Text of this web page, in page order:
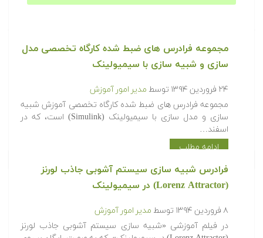
مجموعه فرادرس های ضبط شده کارگاه تخصصی مدل
سازی و شبیه سازی با سیمیولینک
۲۴ فروردین ۱۳۹۴ توسط مدیر امور آموزش
مجموعه فرادرس های ضبط شده کارگاه تخصصی آموزش شبیه
سازی و مدل سازی با سیمیولینک (Simulink) است، که در
اسفند…
ادامه مطلب
فرادرس شبیه سازی سیستم آشوبی جاذب لورنز
(Lorenz Attractor) در سیمیولینک
۸ فروردین ۱۳۹۴ توسط مدیر امور آموزش
در فیلم آموزشی «شبیه سازی سیستم آشوبی جاذب لورنز